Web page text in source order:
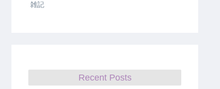
雑記
Recent Posts